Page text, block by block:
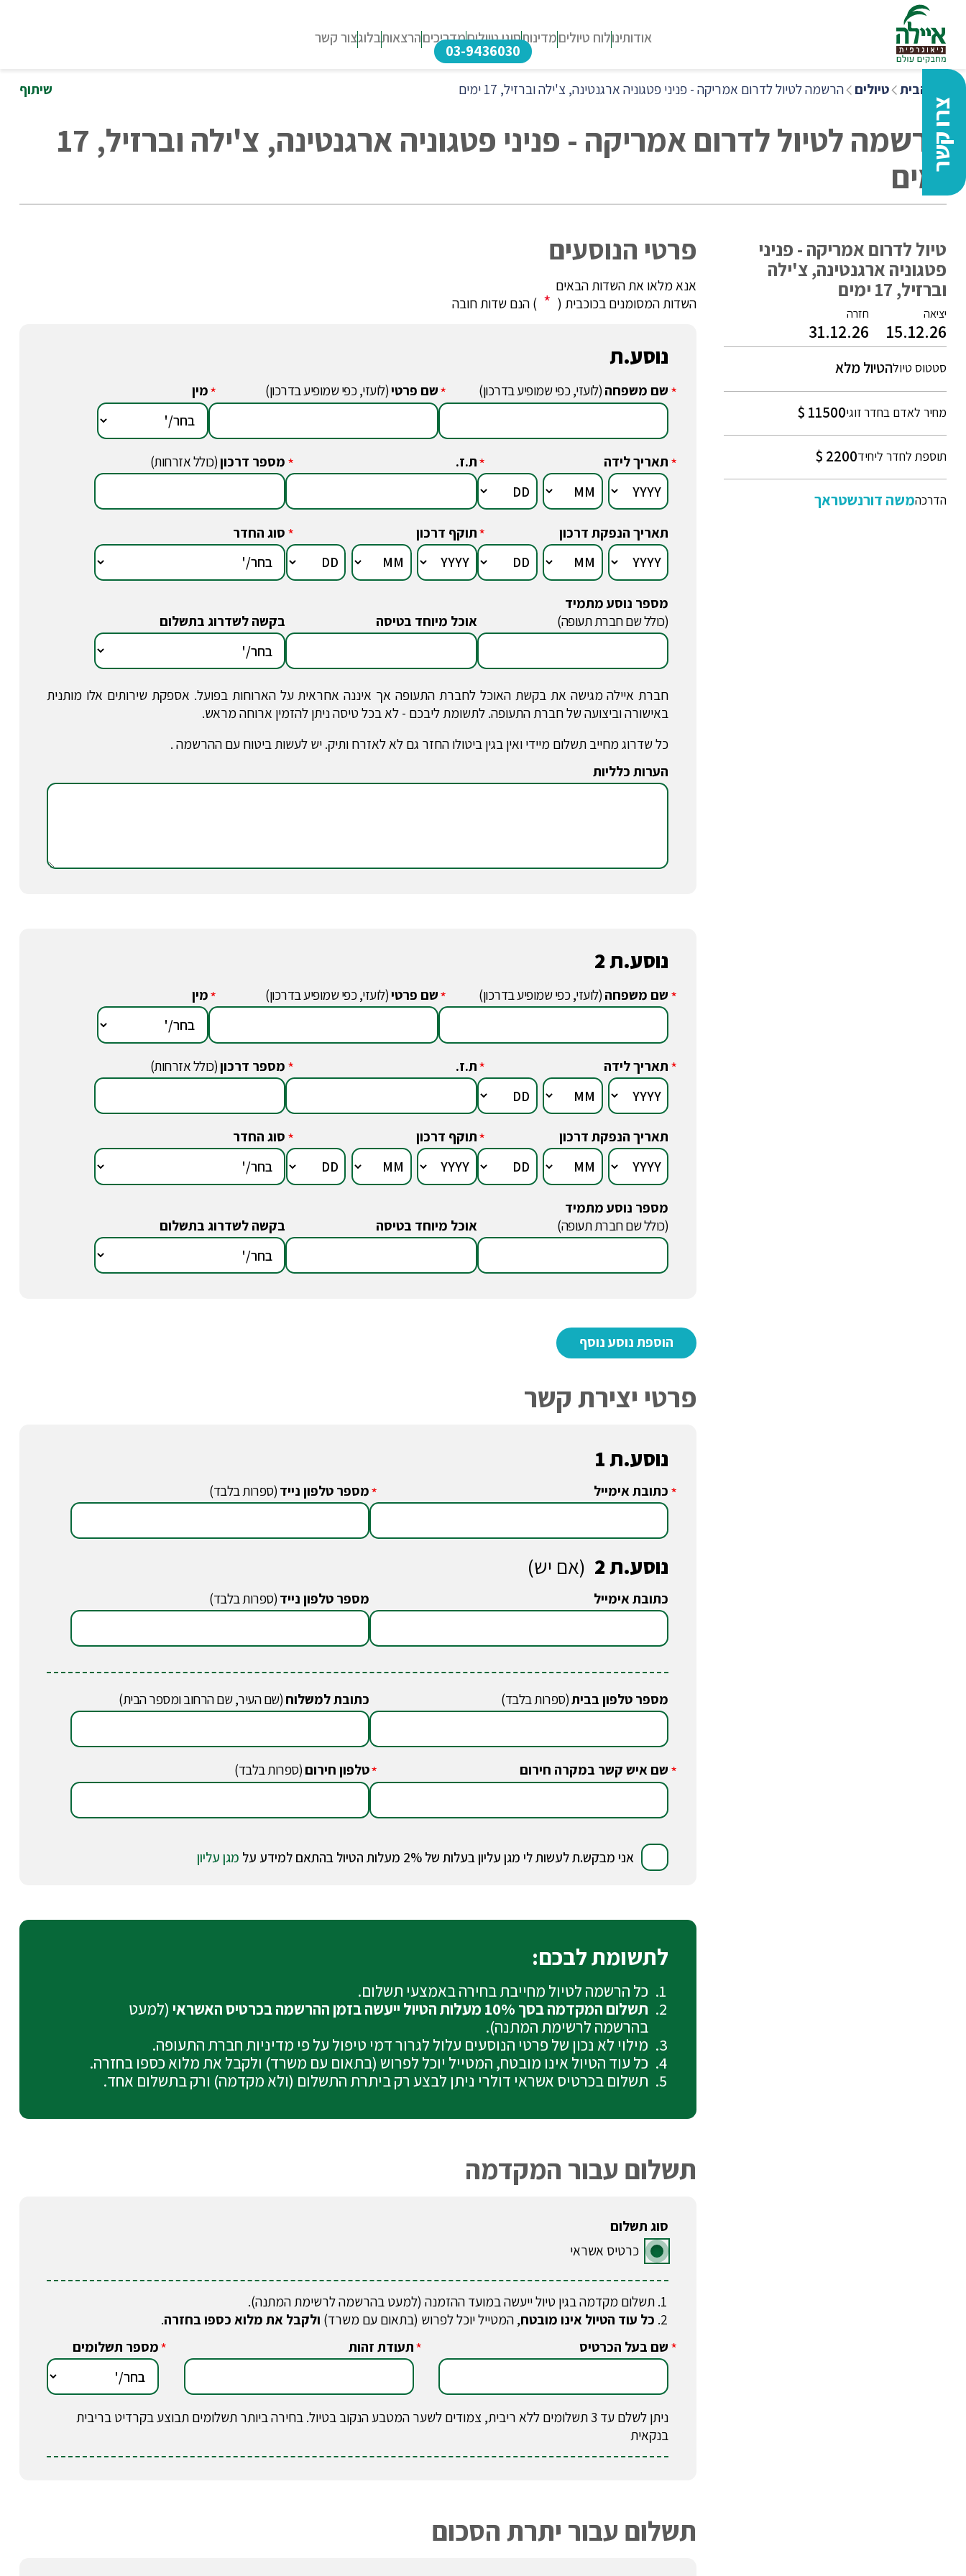
אודותינולוח טיוליםמדינותסוגי טיוליםמדריכיםהרצאותבלוגצור קשר
03-9436030
צרו קשר
דף הבית טיולים הרשמה לטיול לדרום אמריקה - פניני פטגוניה ארגנטינה, צ'ילה וברזיל, 17 ימים שיתוף
הרשמה לטיול לדרום אמריקה - פניני פטגוניה ארגנטינה, צ'ילה וברזיל, 17
ימים
טיול לדרום אמריקה - פניני
פטגוניה ארגנטינה, צ'ילה
וברזיל, 17 ימים
יציאה
15.12.26
חזרה
31.12.26
סטטוס טיולהטיול מלא
מחיר לאדם בחדר זוגי11500 $
תוספת לחדר ליחיד2200 $
הדרכהמשה דורנשטראך
פרטי הנוסעים
אנא מלאו את השדות הבאים
השדות המסומנים בכוכבית ( * ) הנם שדות חובה
נוסע.ת
*שם משפחה(לועזי, כפי שמופיע בדרכון) *שם פרטי(לועזי, כפי שמופיע בדרכון) *מין
*תאריך לידה *ת.ז. *מספר דרכון(כולל אזרחות)
תאריך הנפקת דרכון *תוקף דרכון *סוג החדר
מספר נוסע מתמיד
(כולל שם חברת תעופה)
אוכל מיוחד בטיסה בקשה לשדרוג בתשלום
חברת איילה מגישה את בקשת האוכל לחברת התעופה אך איננה אחראית על הארוחות בפועל. אספקת שירותים אלו מותנית
באישורה וביצועה של חברת התעופה. לתשומת ליבכם - לא בכל טיסה ניתן להזמין ארוחה מראש.
כל שדרוג מחייב תשלום מיידי ואין בגין ביטולו החזר גם לא לאזרח ותיק. יש לעשות ביטוח עם ההרשמה .
הערות כלליות
נוסע.ת 2
*שם משפחה(לועזי, כפי שמופיע בדרכון) *שם פרטי(לועזי, כפי שמופיע בדרכון) *מין
*תאריך לידה *ת.ז. *מספר דרכון(כולל אזרחות)
תאריך הנפקת דרכון *תוקף דרכון *סוג החדר
מספר נוסע מתמיד
(כולל שם חברת תעופה)
אוכל מיוחד בטיסה בקשה לשדרוג בתשלום
פרטי יצירת קשר
נוסע.ת 1
*כתובת אימייל *מספר טלפון נייד(ספרות בלבד)
נוסע.ת 2 (אם יש)
כתובת אימייל מספר טלפון נייד(ספרות בלבד)
מספר טלפון בבית(ספרות בלבד) כתובת למשלוח(שם העיר, שם הרחוב ומספר הבית)
*שם איש קשר במקרה חירום *טלפון חירום(ספרות בלבד)
אני מבקש.ת לעשות לי מגן עליון בעלות של 2% מעלות הטיול בהתאם למידע על מגן עליון
לתשומת לבכם:
כל הרשמה לטיול מחייבת בחירה באמצעי תשלום.
תשלום המקדמה בסך 10% מעלות הטיול ייעשה בזמן ההרשמה בכרטיס האשראי
(למעט
בהרשמה לרשימת המתנה).
מילוי לא נכון של פרטי הנוסעים עלול לגרור דמי טיפול על פי מדיניות חברת התעופה.
כל עוד הטיול אינו מובטח, המטייל יוכל לפרוש (בתאום עם משרד) ולקבל את מלוא כספו בחזרה.
תשלום בכרטיס אשראי דולרי ניתן לבצע רק ביתרת התשלום (ולא מקדמה) ורק בתשלום אחד.
תשלום עבור המקדמה
סוג תשלום
כרטיס אשראי
תשלום מקדמה בגין טיול ייעשה במועד ההזמנה (למעט בהרשמה לרשימת המתנה).
כל עוד הטיול אינו מובטח, המטייל יוכל לפרוש (בתאום עם משרד) ולקבל את מלוא כספו בחזרה.
*שם בעל הכרטיס *תעודת זהות *מספר תשלומים
ניתן לשלם עד 3 תשלומים ללא ריבית, צמודים לשער המטבע הנקוב בטיול. בחירה ביותר תשלומים תבוצע בקרדיט בריבית
בנקאית
תשלום עבור יתרת הסכום